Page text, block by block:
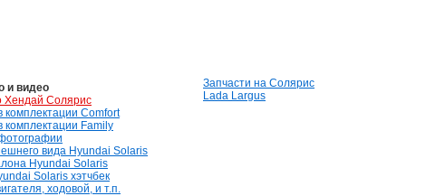
и видео
Хендай Солярис
комплектации Comfort
комплектации Family
вида Hyundai Solaris
Hyundai Solaris
Solaris хэтчбек
ходовой, и т.п.
Запчасти на Солярис
Lada Largus